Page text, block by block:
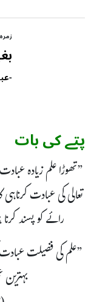
زمرہ
-
پتے کی بات
”تھوڑا علم زیادہ
تعالی کی عبادت
رائے کو پسند
”علم کی فضیلت